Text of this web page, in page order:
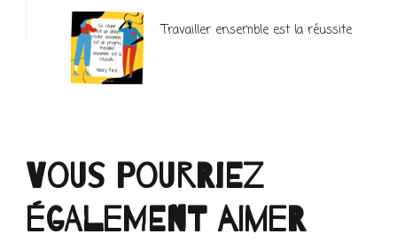
Travailler ensemble est la réussite
Vous pourriez
également aimer